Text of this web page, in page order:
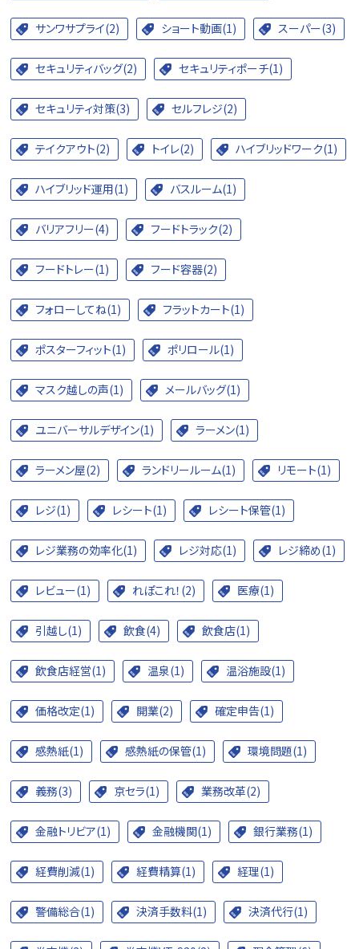
サンワサプライ(2) ショート動画(1) スーパー(3)
セキュリティバッグ(2) セキュリティポーチ(1)
セキュリティ対策(3) セルフレジ(2)
テイクアウト(2) トイレ(2) ハイブリッドワーク(1)
ハイブリッド運用(1) バスルーム(1)
バリアフリー(4) フードトラック(2)
フードトレー(1) フード容器(2)
フォローしてね(1) フラットカート(1)
ポスターフィット(1) ポリロール(1)
マスク越しの声(1) メールバッグ(1)
ユニバーサルデザイン(1) ラーメン(1)
ラーメン屋(2) ランドリールーム(1) リモート(1)
レジ(1) レシート(1) レシート保管(1)
レジ業務の効率化(1) レジ対応(1) レジ締め(1)
レビュー(1) れぽこれ！(2) 医療(1)
引越し(1) 飲食(4) 飲食店(1)
飲食店経営(1) 温泉(1) 温浴施設(1)
価格改定(1) 開業(2) 確定申告(1)
感熱紙(1) 感熱紙の保管(1) 環境問題(1)
義務(3) 京セラ(1) 業務改革(2)
金融トリビア(1) 金融機関(1) 銀行業務(1)
経費削減(1) 経費精算(1) 経理(1)
警備総合(1) 決済手数料(1) 決済代行(1)